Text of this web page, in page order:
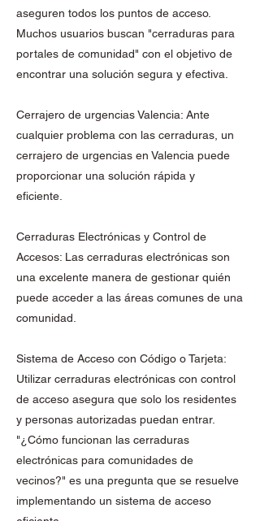
aseguren todos los puntos de acceso.
Muchos usuarios buscan "cerraduras para
portales de comunidad" con el objetivo de
encontrar una solución segura y efectiva.
Cerrajero de urgencias Valencia: Ante
cualquier problema con las cerraduras, un
cerrajero de urgencias en Valencia puede
proporcionar una solución rápida y
eficiente.
Cerraduras Electrónicas y Control de
Accesos: Las cerraduras electrónicas son
una excelente manera de gestionar quién
puede acceder a las áreas comunes de una
comunidad.
Sistema de Acceso con Código o Tarjeta:
Utilizar cerraduras electrónicas con control
de acceso asegura que solo los residentes
y personas autorizadas puedan entrar.
"¿Cómo funcionan las cerraduras
electrónicas para comunidades de
vecinos?" es una pregunta que se resuelve
implementando un sistema de acceso